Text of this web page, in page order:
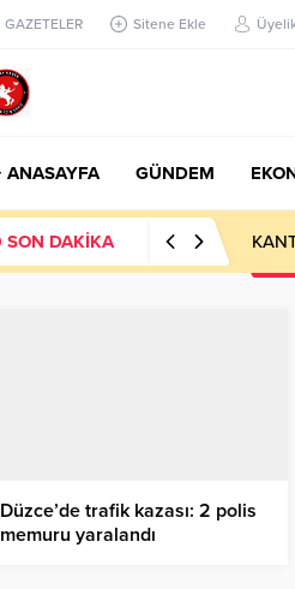
GAZETELER Sitene Ekle
ANASAYFA GÜNDEM
SON DAKİKA
Düzce’de trafik kazası: 2 polis
memuru yaralandı